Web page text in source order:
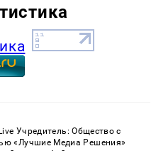
Учредитель: Общество с
«Лучшие Медиа Решения»